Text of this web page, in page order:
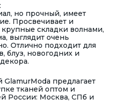
но прочный, имеет
Просвечивает и
складки волнами,
выглядит очень
Отлично подходит для
блуз, новогодних и
предлагает
тканей оптом и
России: Москва, СПб и